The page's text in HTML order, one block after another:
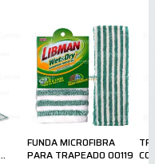
FUNDA MICROFIBRA
PARA TRAPEADO 00119